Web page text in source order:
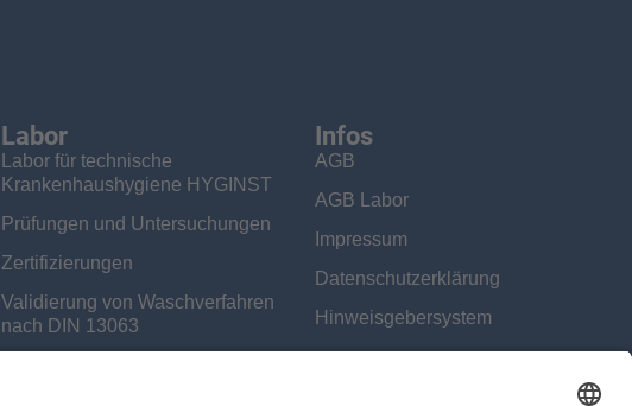
Labor
Labor für technische
Krankenhaushygiene HYGINST
Prüfungen und Untersuchungen
Zertifizierungen
Validierung von Waschverfahren
nach DIN 13063
Infos
AGB
AGB Labor
Impressum
Datenschutzerklärung
Hinweisgebersystem